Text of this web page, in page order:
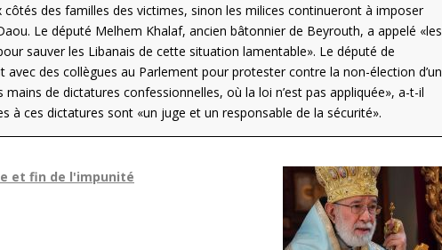
des familles des victimes, sinon les milices continueront à imposer
Le député Melhem Khalaf, ancien bâtonnier de Beyrouth, a appelé «les
sauver les Libanais de cette situation lamentable». Le député de
des collègues au Parlement pour protester contre la non-élection d’un
de dictatures confessionnelles, où la loi n’est pas appliquée», a-t-il
à ces dictatures sont «un juge et un responsable de la sécurité».
et fin de l'impunité